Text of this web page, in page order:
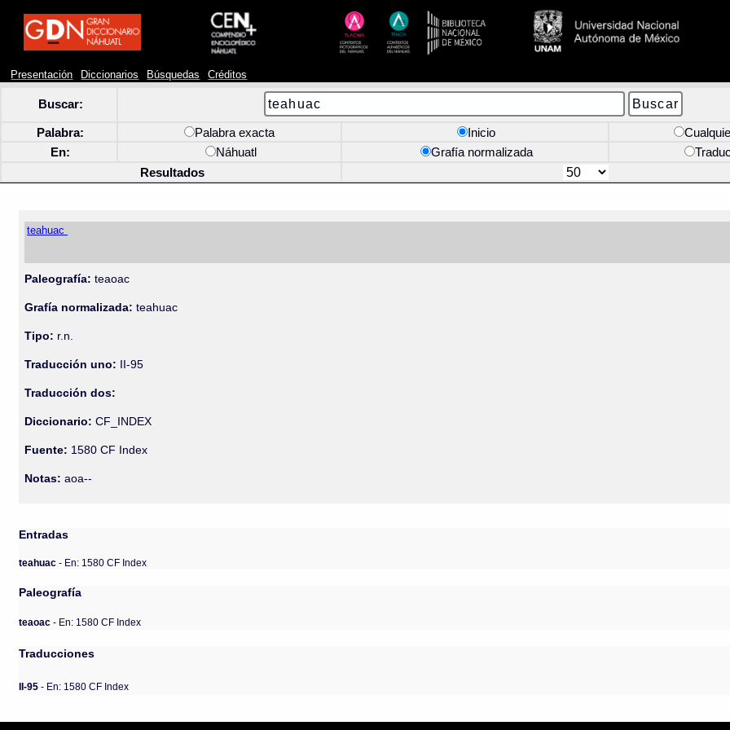
Presentación Diccionarios Búsquedas Créditos
Buscar:
Palabra: Palabra exacta Inicio
En:
Náhuatl Grafía normalizada
Resultados
teahuac
Paleografía: teaoac
Grafía normalizada: teahuac
Tipo: r.n.
Traducción uno: II-95
Traducción dos:
Diccionario:CF_INDEX
Fuente: 1580 CF Index
Notas: aoa--
Entradas
teahuac- En: 1580 CF Index
Paleografía
teaoac - En: 1580 CF Index
Traducciones
II-95 - En: 1580 CF Index